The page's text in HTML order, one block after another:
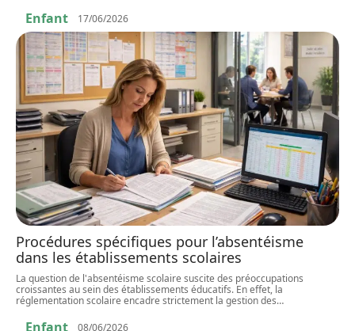
Enfant 17/06/2026
Procédures spécifiques pour l’absentéisme
dans les établissements scolaires
La question de l'absentéisme scolaire suscite des préoccupations
croissantes au sein des établissements éducatifs. En effet, la
réglementation scolaire encadre strictement la gestion des…
Enfant 08/06/2026